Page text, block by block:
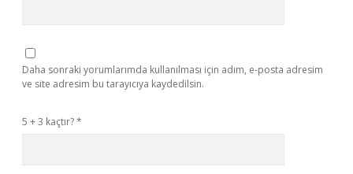
Daha sonraki yorumlarımda kullanılması için adım, e-posta adresim
ve site adresim bu tarayıcıya kaydedilsin.
5 + 3 kaçtır?*